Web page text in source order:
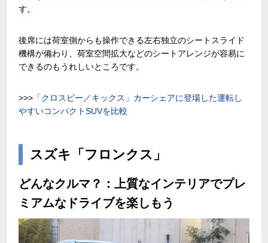
す。
後席には荷室側からも操作できる左右独立のシートスライド
機構が備わり、荷室空間拡大などのシートアレンジが容易に
できるのもうれしいところです。
>>> 「クロスビー／キックス」カーシェアに登場した運転し
やすいコンパクトSUVを比較
スズキ「フロンクス」
どんなクルマ？：上質なインテリアでプレ
ミアムなドライブを楽しもう